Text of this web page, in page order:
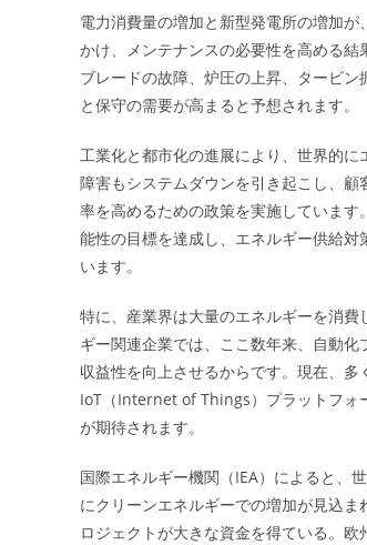
電力消費量の増加と新型発電所の増加
かけ、メンテナンスの必要性を高める
ブレードの故障、炉圧の上昇、タービ
と保守の需要が高まると予想されます。
工業化と都市化の進展により、世界的
障害もシステムダウンを引き起こし、
率を高めるための政策を実施していま
能性の目標を達成し、エネルギー供給
います。
特に、産業界は大量のエネルギーを消
ギー関連企業では、ここ数年来、自動化
収益性を向上させるからです。現在、
IoT（Internet of Things）プラットフォ
が期待されます。
国際エネルギー機関（IEA）によると、
にクリーンエネルギーでの増加が見込
ロジェクトが大きな資金を得ている。